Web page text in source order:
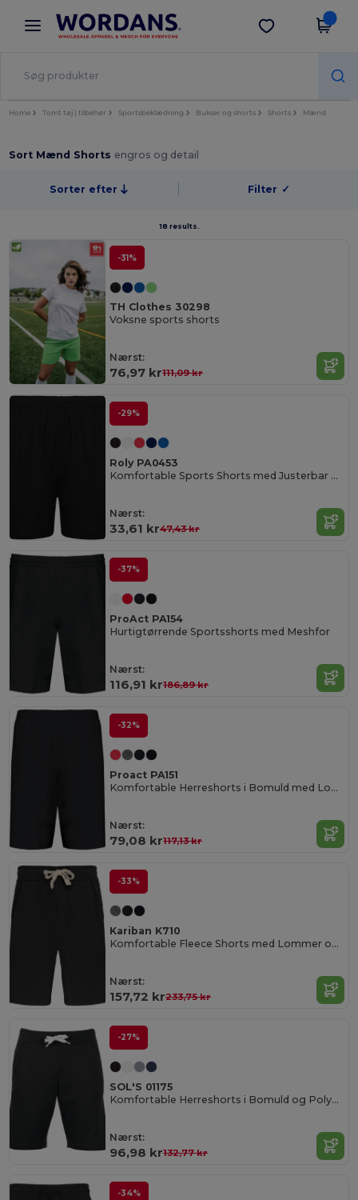
× Wordans-app
Bedre priser i appen!
Hent app
Home Tomt tøj | tilbehør Sportsbeklædning Bukser og shorts Shorts Mænd
Sort Mænd Shorts engros og detail
Sorter efter Filter ✓
18 results.
-31%
TH Clothes 30298
Voksne sports shorts
Nærst:
76,97 kr111,09 kr
-29%
Roly PA0453
Komfortable Sports Shorts med Justerbar Talje
Nærst:
33,61 kr47,43 kr
-37%
ProAct PA154
Hurtigtørrende Sportsshorts med Meshfor
Nærst:
116,91 kr186,89 kr
-32%
Proact PA151
Komfortable Herreshorts i Bomuld med Lommer
Nærst:
79,08 kr117,13 kr
-33%
Kariban K710
Komfortable Fleece Shorts med Lommer og Snor
Nærst:
157,72 kr233,75 kr
-27%
SOL'S 01175
Komfortable Herreshorts i Bomuld og Polyester
Nærst:
96,98 kr132,77 kr
-34%